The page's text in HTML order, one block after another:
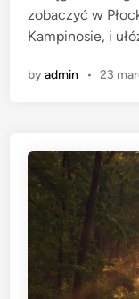
zobaczyć w
Kampinosie, i
byadmin • 23